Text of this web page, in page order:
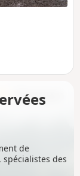
de
des